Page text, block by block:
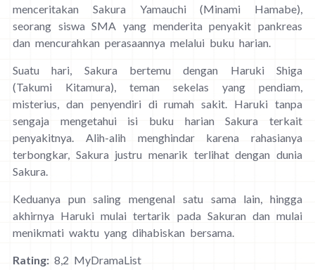
menceritakan Sakura Yamauchi (Minami Hamabe),
seorang siswa SMA yang menderita penyakit pankreas
dan mencurahkan perasaannya melalui buku harian.
Suatu hari, Sakura bertemu dengan Haruki Shiga
(Takumi Kitamura), teman sekelas yang pendiam,
misterius, dan penyendiri di rumah sakit. Haruki tanpa
sengaja mengetahui isi buku harian Sakura terkait
penyakitnya. Alih-alih menghindar karena rahasianya
terbongkar, Sakura justru menarik terlihat dengan dunia
Sakura.
Keduanya pun saling mengenal satu sama lain, hingga
akhirnya Haruki mulai tertarik pada Sakuran dan mulai
menikmati waktu yang dihabiskan bersama.
Rating: 8,2 MyDramaList